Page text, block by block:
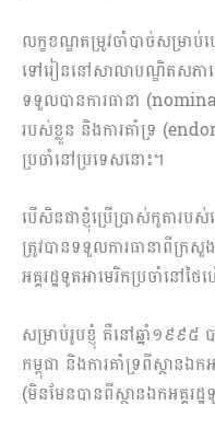
លក្ខខណ្ឌតម្រូវចាំបាច់សម្រា
ទៅរៀននៅសាលាបណ្ឌិតសភា
ទទួលបានការធានា
របស់ខ្លួន និងការគាំទ្រ
ប្រចាំនៅប្រទេសនោះ។
បើសិនជាខ្ញុំប្រើប្រាស់កូតារប
ត្រូវបានទទួលការធានាពីក្រសួ
អគ្គរដ្ឋទូតអាមេរិកប្រចាំនៅថ
សម្រាប់រូបខ្ញុំ គឺនៅឆ្នាំ១៩៩៥
កម្ពុជា និងការគាំទ្រពីស្ថានឯក
(មិនមែនបានពីស្ថានឯកអគ្គរដ្